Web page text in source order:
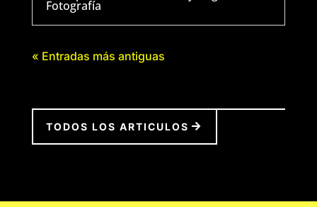
Fotografía
« Entradas más antiguas
TODOS LOS ARTICULOS